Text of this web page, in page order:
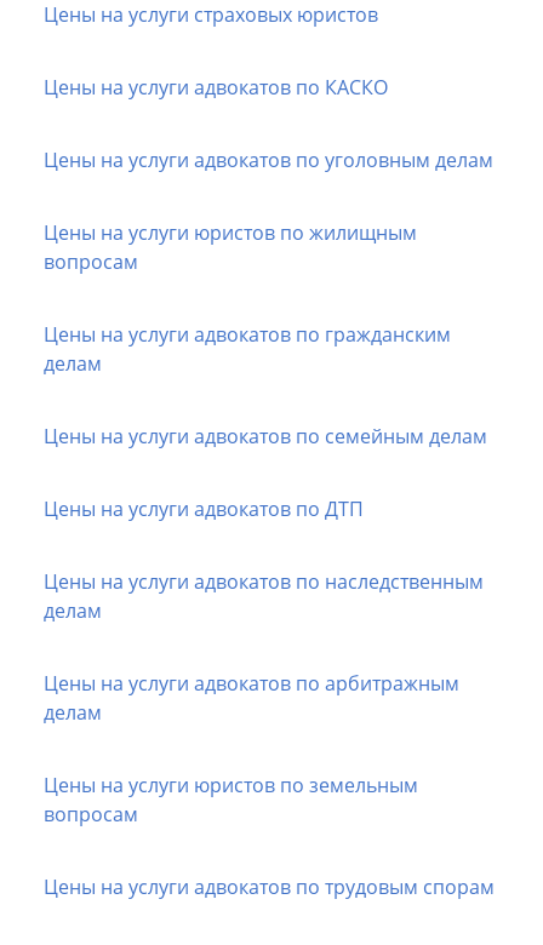
Цены на услуги страховых юристов
Цены на услуги адвокатов по КАСКО
Цены на услуги адвокатов по уголовным делам
Цены на услуги юристов по жилищным
вопросам
Цены на услуги адвокатов по гражданским
делам
Цены на услуги адвокатов по семейным делам
Цены на услуги адвокатов по ДТП
Цены на услуги адвокатов по наследственным
делам
Цены на услуги адвокатов по арбитражным
делам
Цены на услуги юристов по земельным
вопросам
Цены на услуги адвокатов по трудовым спорам